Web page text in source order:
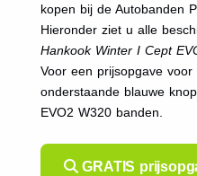
kopen bij de Autobanden
Hieronder ziet u alle
Hankook Winter I Cept
Voor een prijsopgave
onderstaande blauwe
EVO2 W320 banden.
GRATIS